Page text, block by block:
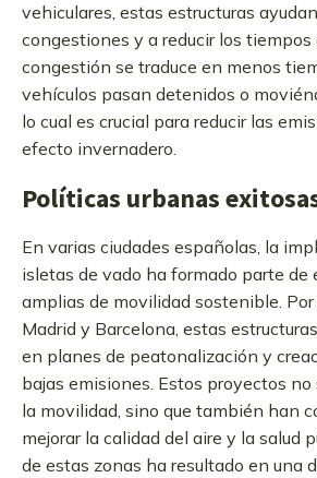
vehiculares, estas estructuras
congestiones y a reducir los tiempos
congestión se traduce en menos
vehículos pasan detenidos o
lo cual es crucial para reducir las
efecto invernadero.
Políticas urbanas
En varias ciudades españolas, la
isletas de vado ha formado parte de
amplias de movilidad sostenible.
Madrid y Barcelona, estas
en planes de peatonalización y
bajas emisiones. Estos proyectos
la movilidad, sino que también han
mejorar la calidad del aire y la salud
de estas zonas ha resultado en una